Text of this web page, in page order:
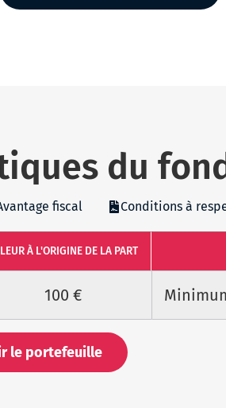
du
fiscal Conditions à
À L'ORIGINE DE LA PART
100 €
le portefeuille